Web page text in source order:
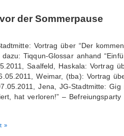
der Sommerpause
Vortrag über “Der
Tiqqun-Glossar anhand
Saalfeld, Haskala: Vortrag
Weimar, (tba): Vortrag
Jena, JG-Stadtmitte:
hat verloren!” – Befreiungsparty
»